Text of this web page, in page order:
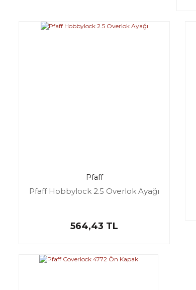
Pfaff
Pfaff Hobbylock 2.5 Overlok Ayağı
564,43 TL